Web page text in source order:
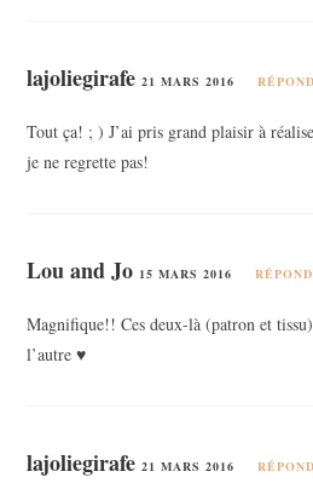
lajoliegirafe 21 MARS 2016
Tout ça! ; ) J’ai pris grand plaisir à
je ne regrette pas!
Lou and Jo 15 MARS 2016
Magnifique!! Ces deux-là (patron et
l’autre ♥
lajoliegirafe 21 MARS 2016